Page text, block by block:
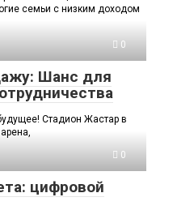
семьи с низким доходом
0
Шанс для
Стадион Жастар в
0
цифровой